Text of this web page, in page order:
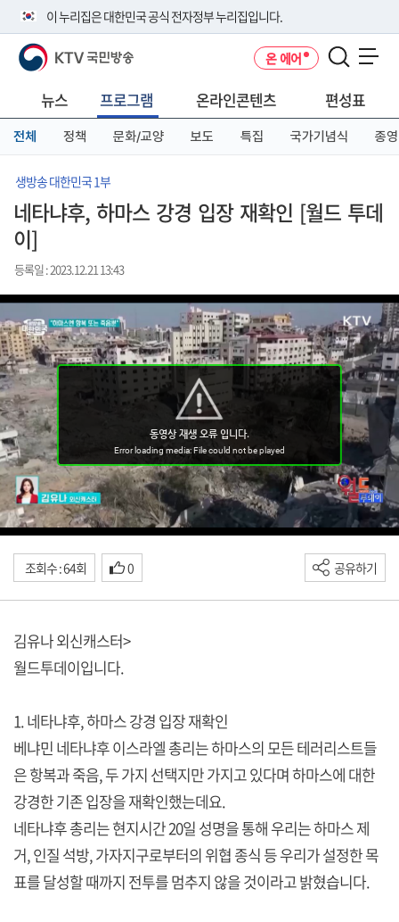
이 누리집은 대한민국 공식 전자정부 누리집입니다.
공식 누리집 주소 확인하기
니다.
이밖에 or.kr 또는 .kr등 다른 도메인 주소를 사용하고 있다면 아래 URL에
서 도메인 주소를 확인해 보세요
KTV 국민방송 온 에어
뉴스 프로그램 온라인콘텐츠 편성표
전체 정책 문화/교양 보도 특집 국가기념식 종영
생방송 대한민국 1부
네타냐후, 하마스 강경 입장 재확인 [월드 투데
이]
등록일 : 2023.12.21 13:43
조회수 : 64회 0 공유하기
김유나 외신캐스터>
월드투데이입니다.
1. 네타냐후, 하마스 강경 입장 재확인
베냐민 네타냐후 이스라엘 총리는 하마스의 모든 테러리스트들
은 항복과 죽음, 두 가지 선택지만 가지고 있다며 하마스에 대한
강경한 기존 입장을 재확인했는데요.
네타냐후 총리는 현지시간 20일 성명을 통해 우리는 하마스 제
거, 인질 석방, 가자지구로부터의 위협 종식 등 우리가 설정한 목
표를 달성할 때까지 전투를 멈추지 않을 것이라고 밝혔습니다.